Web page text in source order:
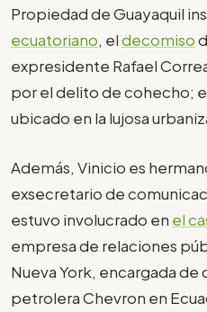
Propiedad de Guayaquil
ecuatoriano, eldecomiso
expresidente Rafael
por el delito de cohecho;
ubicado en la lujosa
Además, Vinicio es
exsecretario de
estuvo involucrado en el
empresa de relaciones
Nueva York, encargada de
petrolera Chevron en